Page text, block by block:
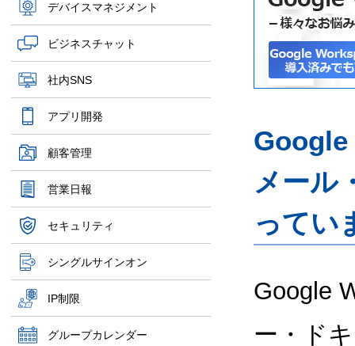
デバイスマネジメント
ビジネスチャット
社内SNS
アプリ開発
顧客管理
営業日報
セキュリティ
シングルサインオン
IP制限
グループカレンダー
Google
メール
ってい
Google
ー・ド